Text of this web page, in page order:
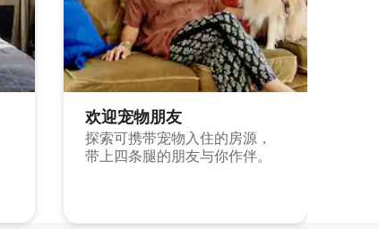
欢迎宠物朋友
探索可携带宠物入住的房源，
带上四条腿的朋友与你作伴。